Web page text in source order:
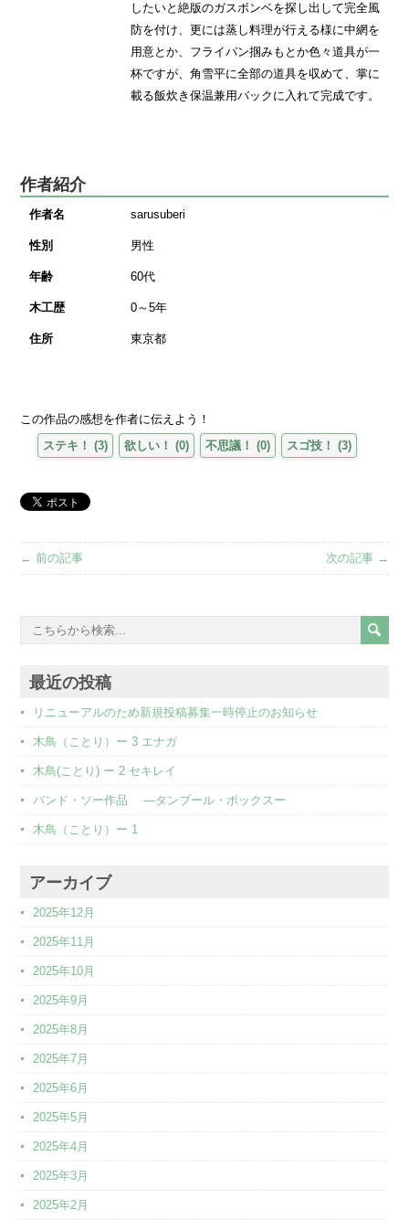
したいと絶版のガスボンベを探し出して完全風
防を付け、更には蒸し料理が行える様に中網を
用意とか、フライパン掴みもとか色々道具が一
杯ですが、角雪平に全部の道具を収めて、掌に
載る飯炊き保温兼用バックに入れて完成です。
作者紹介
作者名 sarusuberi
性別 男性
年齢 60代
木工歴 0～5年
住所 東京都
この作品の感想を作者に伝えよう！
ステキ！
(3) 欲しい！ (0) 不思議！ (0) スゴ技！ (3)
← 前の記事 次の記事 →
最近の投稿
リニューアルのため新規投稿募集一時停止のお知らせ
木鳥（ことり）ー 3 エナガ
木鳥(ことり) ー 2 セキレイ
バンド・ソー作品 ―タンブール・ボックスー
木鳥（ことり）ー 1
アーカイブ
2025年12月
2025年11月
2025年10月
2025年9月
2025年8月
2025年7月
2025年6月
2025年5月
2025年4月
2025年3月
2025年2月